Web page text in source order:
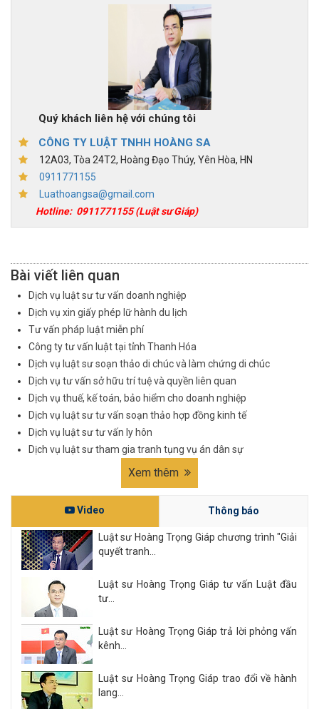
Quý khách liên hệ với chúng tôi
CÔNG TY LUẬT TNHH HOÀNG SA
12A03, Tòa 24T2, Hoàng Đạo Thúy, Yên Hòa, HN
0911771155
Luathoangsa@gmail.com
Hotline: 0911771155(Luật sư Giáp)
Bài viết liên quan
Dịch vụ luật sư tư vấn doanh nghiệp
Dịch vụ xin giấy phép lữ hành du lịch
Tư vấn pháp luật miễn phí
Công ty tư vấn luật tại tỉnh Thanh Hóa
Dịch vụ luật sư soạn thảo di chúc và làm chứng di chúc
Dịch vụ tư vấn sở hữu trí tuệ và quyền liên quan
Dịch vụ thuế, kế toán, bảo hiểm cho doanh nghiệp
Dịch vụ luật sư tư vấn soạn thảo hợp đồng kinh tế
Dịch vụ luật sư tư vấn ly hôn
Dịch vụ luật sư tham gia tranh tụng vụ án dân sự
Xem thêm
Video Thông báo
Luật sư Hoàng Trọng Giáp chương trình "Giải
quyết tranh...
Luật sư Hoàng Trọng Giáp tư vấn Luật đầu
tư...
Luật sư Hoàng Trọng Giáp trả lời phỏng vấn
kênh...
Luật sư Hoàng Trọng Giáp trao đổi về hành
lang...